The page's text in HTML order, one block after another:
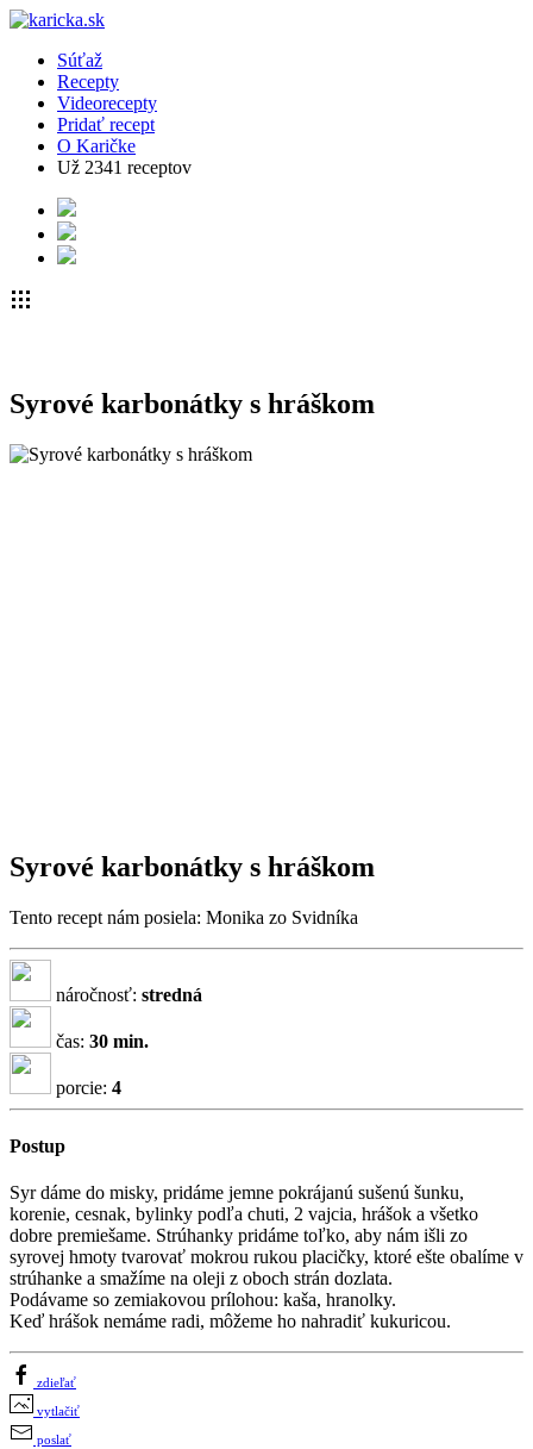
Súťaž
Recepty
Videorecepty
Pridať recept
O Karičke
Už 2341 receptov
Syrové karbonátky s hráškom
Syrové karbonátky s hráškom
Tento recept nám posiela: Monika zo Svidníka
náročnosť: stredná
čas: 30 min.
porcie: 4
Postup
Syr dáme do misky, pridáme jemne pokrájanú sušenú šunku,
korenie, cesnak, bylinky podľa chuti, 2 vajcia, hrášok a všetko
dobre premiešame. Strúhanky pridáme toľko, aby nám išli zo
syrovej hmoty tvarovať mokrou rukou placičky, ktoré ešte obalíme v
strúhanke a smažíme na oleji z oboch strán dozlata.
Podávame so zemiakovou prílohou: kaša, hranolky.
Keď hrášok nemáme radi, môžeme ho nahradiť kukuricou.
zdieľať
vytlačiť
poslať